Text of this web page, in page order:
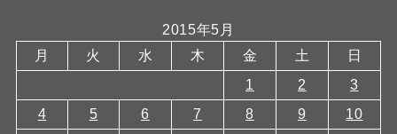
2015年5月
月
火 水 木 金 土
日
1
2
3
4
5 6 7 8 9
10